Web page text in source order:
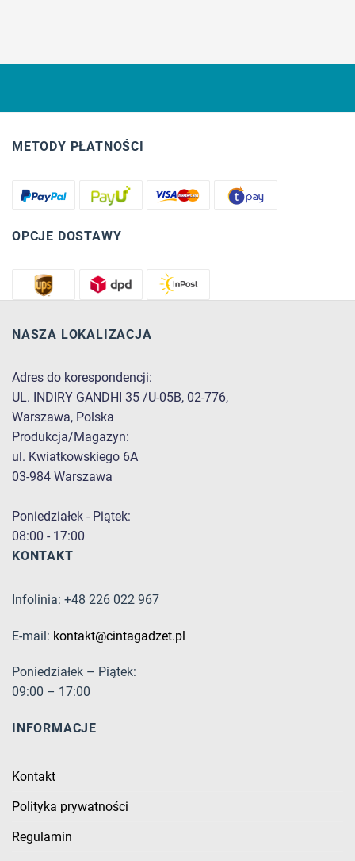
METODY PŁATNOŚCI
OPCJE DOSTAWY
NASZA LOKALIZACJA
Adres do korespondencji:
UL. INDIRY GANDHI 35 /U-05B, 02-776,
Warszawa, Polska
Produkcja/Magazyn:
ul. Kwiatkowskiego 6A
03-984 Warszawa
Poniedziałek - Piątek:
08:00 - 17:00
KONTAKT
Infolinia: +48 226 022 967
E-mail: kontakt@cintagadzet.pl
Poniedziałek – Piątek:
09:00 – 17:00
INFORMACJE
Kontakt
Polityka prywatności
Regulamin